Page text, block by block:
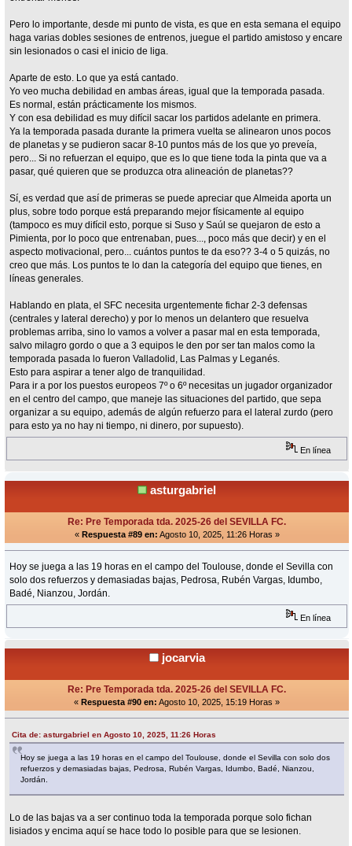
Pero lo importante, desde mi punto de vista, es que en esta semana el equipo
haga varias dobles sesiones de entrenos, juegue el partido amistoso y encare
sin lesionados o casi el inicio de liga.
Aparte de esto. Lo que ya está cantado.
Yo veo mucha debilidad en ambas áreas, igual que la temporada pasada.
Es normal, están prácticamente los mismos.
Y con esa debilidad es muy difícil sacar los partidos adelante en primera.
Ya la temporada pasada durante la primera vuelta se alinearon unos pocos
de planetas y se pudieron sacar 8-10 puntos más de los que yo preveía,
pero... Si no refuerzan el equipo, que es lo que tiene toda la pinta que va a
pasar, qué quieren que se produzca otra alineación de planetas??
Sí, es verdad que así de primeras se puede apreciar que Almeida aporta un
plus, sobre todo porque está preparando mejor físicamente al equipo
(tampoco es muy difícil esto, porque si Suso y Saúl se quejaron de esto a
Pimienta, por lo poco que entrenaban, pues..., poco más que decir) y en el
aspecto motivacional, pero... cuántos puntos te da eso?? 3-4 o 5 quizás, no
creo que más. Los puntos te lo dan la categoría del equipo que tienes, en
líneas generales.
Hablando en plata, el SFC necesita urgentemente fichar 2-3 defensas
(centrales y lateral derecho) y por lo menos un delantero que resuelva
problemas arriba, sino lo vamos a volver a pasar mal en esta temporada,
salvo milagro gordo o que a 3 equipos le den por ser tan malos como la
temporada pasada lo fueron Valladolid, Las Palmas y Leganés.
Esto para aspirar a tener algo de tranquilidad.
Para ir a por los puestos europeos 7º o 6º necesitas un jugador organizador
en el centro del campo, que maneje las situaciones del partido, que sepa
organizar a su equipo, además de algún refuerzo para el lateral zurdo (pero
para esto ya no hay ni tiempo, ni dinero, por supuesto).
En línea
asturgabriel
Re: Pre Temporada tda. 2025-26 del SEVILLA FC.
« Respuesta #89 en: Agosto 10, 2025, 11:26 Horas »
Hoy se juega a las 19 horas en el campo del Toulouse, donde el Sevilla con
solo dos refuerzos y demasiadas bajas, Pedrosa, Rubén Vargas, Idumbo,
Badé, Nianzou, Jordán.
En línea
jocarvia
Re: Pre Temporada tda. 2025-26 del SEVILLA FC.
« Respuesta #90 en: Agosto 10, 2025, 15:19 Horas »
Cita de: asturgabriel en Agosto 10, 2025, 11:26 Horas
Hoy se juega a las 19 horas en el campo del Toulouse, donde el Sevilla con solo dos
refuerzos y demasiadas bajas, Pedrosa, Rubén Vargas, Idumbo, Badé, Nianzou,
Jordán.
Lo de las bajas va a ser continuo toda la temporada porque solo fichan
lisiados y encima aquí se hace todo lo posible para que se lesionen.